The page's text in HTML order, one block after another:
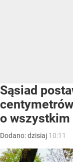
Sąsiad
o wszystkim
Dodano:dzisiaj 10:11